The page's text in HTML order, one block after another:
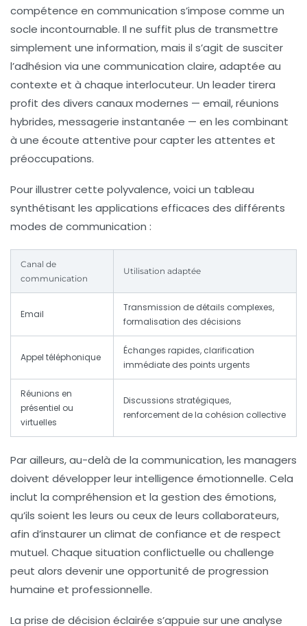
compétence en communication s’impose comme un
socle incontournable. Il ne suffit plus de transmettre
simplement une information, mais il s’agit de susciter
l’adhésion via une communication claire, adaptée au
contexte et à chaque interlocuteur. Un leader tirera
profit des divers canaux modernes — email, réunions
hybrides, messagerie instantanée — en les combinant
à une écoute attentive pour capter les attentes et
préoccupations.
Pour illustrer cette polyvalence, voici un tableau
synthétisant les applications efficaces des différents
modes de communication :
Canal de
communication
Utilisation adaptée
Email
Transmission de détails complexes,
formalisation des décisions
Appel téléphonique
Échanges rapides, clarification
immédiate des points urgents
Réunions en
présentiel ou
virtuelles
Discussions stratégiques,
renforcement de la cohésion collective
Par ailleurs, au-delà de la communication, les managers
doivent développer leurintelligence émotionnelle. Cela
inclut la compréhension et la gestion des émotions,
qu’ils soient les leurs ou ceux de leurs collaborateurs,
afin d’instaurer un climat de confiance et de respect
mutuel. Chaque situation conflictuelle ou challenge
peut alors devenir une opportunité de progression
humaine et professionnelle.
La prise de décision éclairée s’appuie sur une analyse